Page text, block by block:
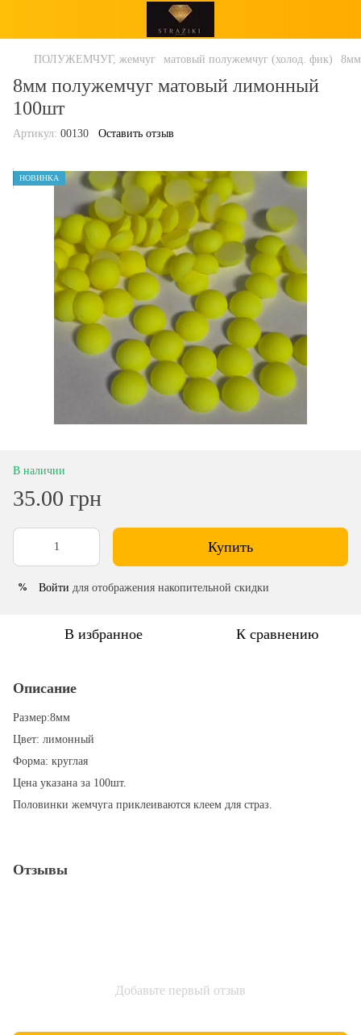
ПОЛУЖЕМЧУГ, жемчуг матовый полужемчуг (холод. фик)
8мм полужемчуг матовый лимонный
100шт
Артикул: 00130 Оставить отзыв
НОВИНКА
В наличии
35.00 грн
Купить
% Войти для отображения накопительной скидки
В избранное К сравнению
Описание
Размер:8мм
Цвет: лимонный
Форма: круглая
Цена указана за 100шт.
Половинки жемчуга приклеиваются клеем для страз.
Отзывы
Добавьте первый отзыв